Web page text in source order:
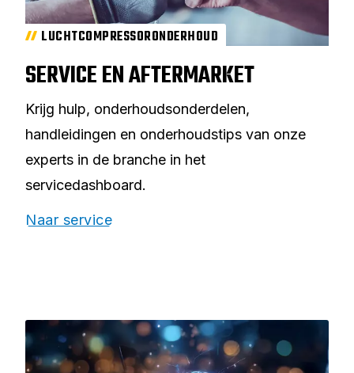
LUCHTCOMPRESSORONDERHOUD
SERVICE EN AFTERMARKET
Krijg hulp, onderhoudsonderdelen,
handleidingen en onderhoudstips van onze
experts in de branche in het
servicedashboard.
Naar service